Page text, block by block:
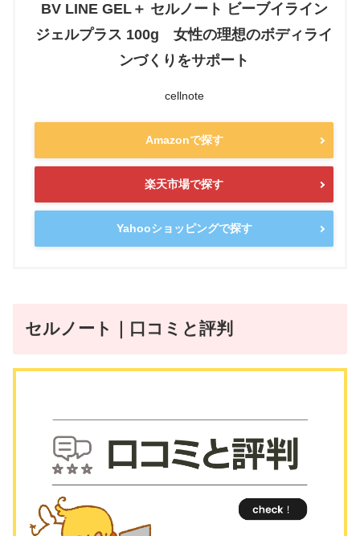
BV LINE GEL＋ セルノート ビーブイライン
ジェルプラス 100g 女性の理想のボディライ
ンづくりをサポート
cellnote
Amazonで探す
楽天市場で探す
Yahooショッピングで探す
セルノート｜口コミと評判